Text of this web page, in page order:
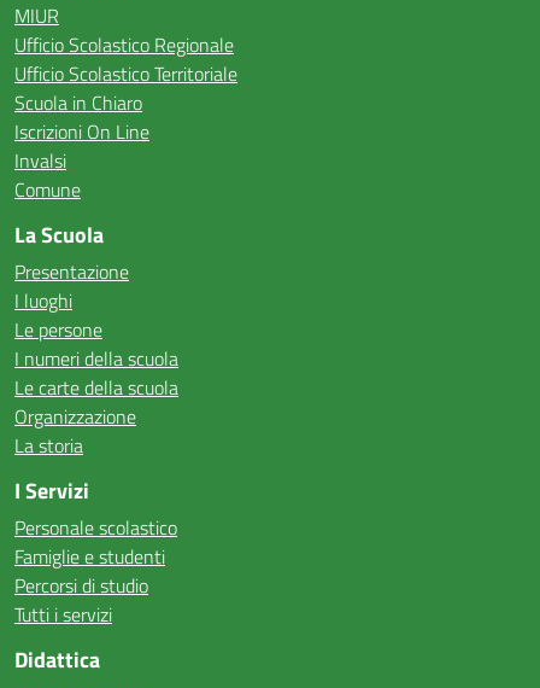
MIUR
Ufficio Scolastico Regionale
Ufficio Scolastico Territoriale
Scuola in Chiaro
Iscrizioni On Line
Invalsi
Comune
La Scuola
Presentazione
I luoghi
Le persone
I numeri della scuola
Le carte della scuola
Organizzazione
La storia
I Servizi
Personale scolastico
Famiglie e studenti
Percorsi di studio
Tutti i servizi
Didattica